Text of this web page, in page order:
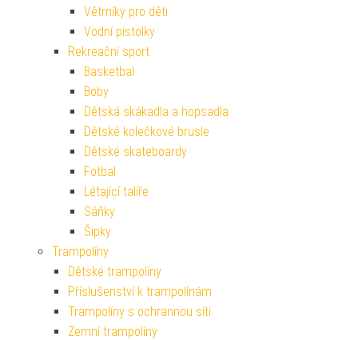
Větrníky pro děti
Vodní pistolky
Rekreační sport
Basketbal
Boby
Dětská skákadla a hopsadla
Dětské kolečkové brusle
Dětské skateboardy
Fotbal
Létající talíře
Sáňky
Šipky
Trampolíny
Dětské trampolíny
Příslušenství k trampolínám
Trampolíny s ochrannou sítí
Zemní trampolíny